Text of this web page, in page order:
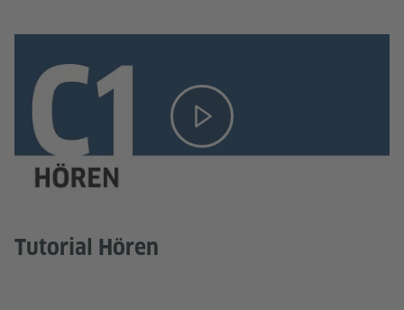
Tutorial Hören